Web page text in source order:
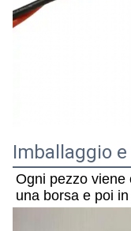
Imballaggio
Ogni pezzo viene
una borsa e poi